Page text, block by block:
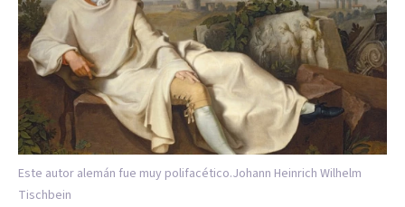
Este autor alemán fue muy polifacético.Johann Heinrich Wilhelm
Tischbein